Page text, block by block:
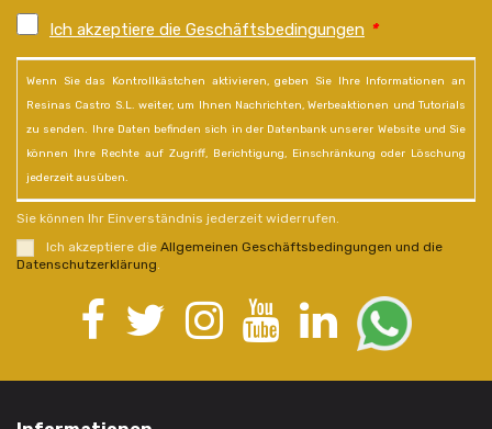
Ich akzeptiere die Geschäftsbedingungen *
Wenn Sie das Kontrollkästchen aktivieren, geben Sie Ihre Informationen an
Resinas Castro S.L. weiter, um Ihnen Nachrichten, Werbeaktionen und Tutorials
zu senden. Ihre Daten befinden sich in der Datenbank unserer Website und Sie
können Ihre Rechte auf Zugriff, Berichtigung, Einschränkung oder Löschung
jederzeit ausüben.
Sie können Ihr Einverständnis jederzeit widerrufen.
Ich akzeptiere die Allgemeinen Geschäftsbedingungen und die
Datenschutzerklärung